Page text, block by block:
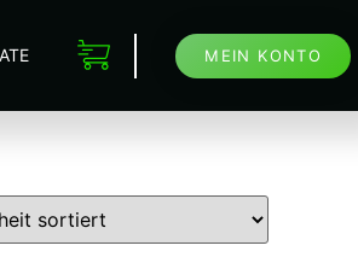
MEIN KONTO